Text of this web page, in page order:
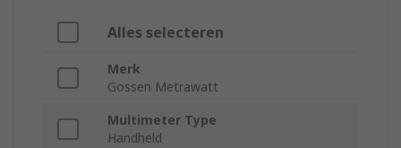
Alles selecteren
Merk
Gossen Metrawatt
Multimeter Type
Handheld